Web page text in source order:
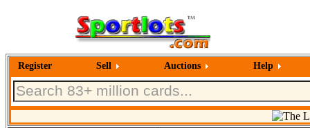
Register Sell Auctions Help